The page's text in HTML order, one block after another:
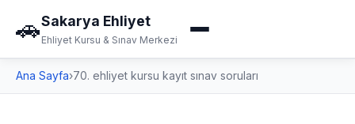
🚗Sakarya Ehliyet
Ehliyet Kursu & Sınav Merkezi
Ana Sayfa›70. ehliyet kursu kayıt sınav soruları